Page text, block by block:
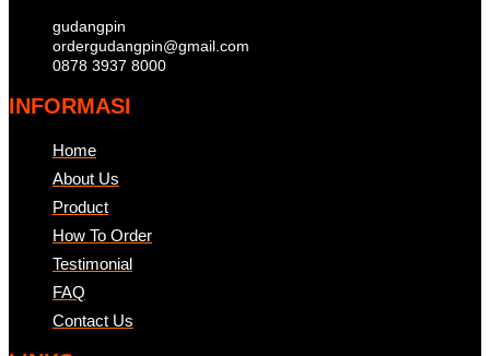
gudangpin
ordergudangpin@gmail.com
0878 3937 8000
INFORMASI
Home
About Us
Product
How To Order
Testimonial
FAQ
Contact Us